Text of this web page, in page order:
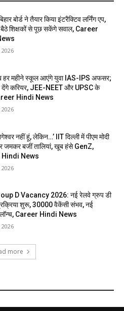
बोर्ड ने तैयार किया इंटरैक्टिव लर्निंग एप,
बैठे शिक्षकों से पूछ सकेंगे सवाल, Career
हर महीने स्कूल आएंगे युवा IAS-IPS अफसर;
देंगे करियर, JEE-NEET और UPSC के
Hindi News
नहीं हूं, लेकिन…’ IIT दिल्ली में पीएम मोदी
जमकर बजीं तालियां, खूब हंसे GenZ,
Hindi News
D Vacancy 2026: नई रेलवे ग्रुप डी
शुरू, 30000 वैकेंसी संभव, नई
Career Hindi News
more